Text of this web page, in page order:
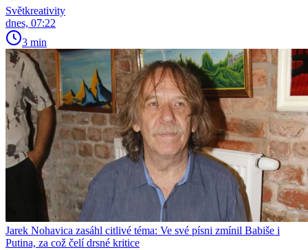
Světkreativity
dnes, 07:22
3 min
Jarek Nohavica zasáhl citlivé téma: Ve své písni zmínil Babiše i
Putina, za což čelí drsné kritice